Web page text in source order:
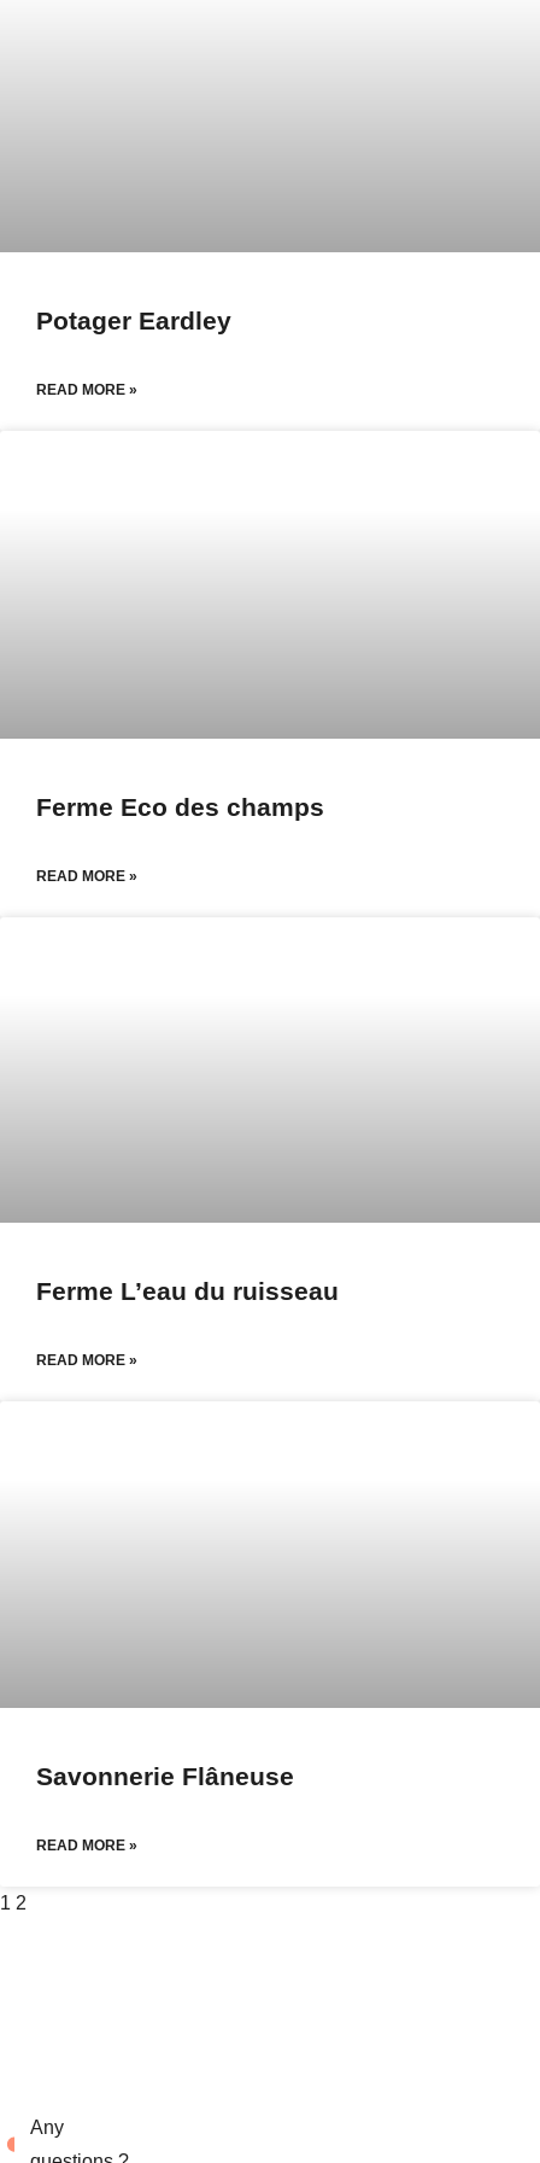
Potager Eardley
READ MORE »
Ferme Eco des champs
READ MORE »
Ferme L’eau du ruisseau
READ MORE »
Savonnerie Flâneuse
READ MORE »
1 2
Any